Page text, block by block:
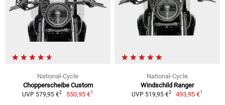
National-Cycle
Chopperscheibe Custom
UVP 579,95 €2 550,95 €1
National-Cycle
Windschild Ranger
UVP 519,95 €2 493,95 €1